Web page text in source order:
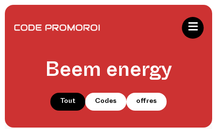
Beem energy
Tout Codes offres